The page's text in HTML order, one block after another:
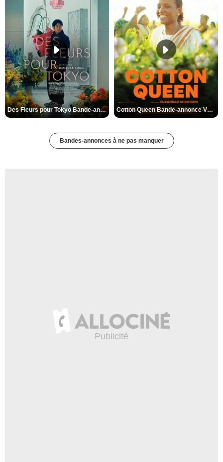
Des Fleurs pour Tokyo Bande-annonce VO STFR Cotton Queen Bande-annonce VO STFR
Bandes-annonces à ne pas manquer